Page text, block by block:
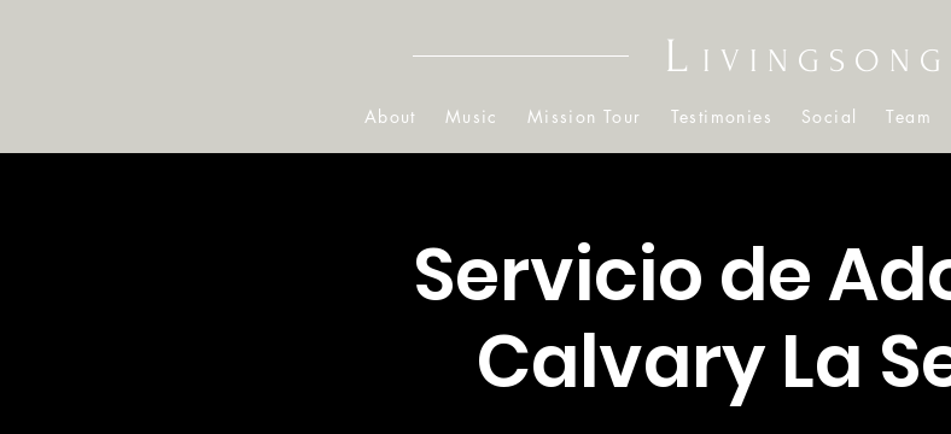
L IVINGSONG
About Music Mission Tour Testimonies Social Team
Servicio de
Calvary La